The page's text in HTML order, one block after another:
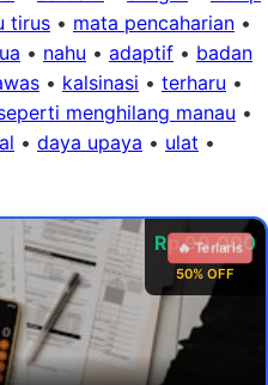
tirus • mata pencaharian •
• nahu • adaptif • badan
• kalsinasi • terharu •
menghilang manau •
• daya upaya • ulat •
Rp 99.000
50% OFF
🔥 Terlaris